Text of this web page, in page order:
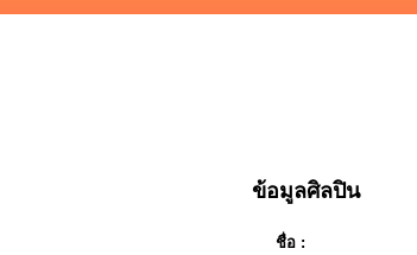
ข้อมูลศิลปิน
ชื่อ :